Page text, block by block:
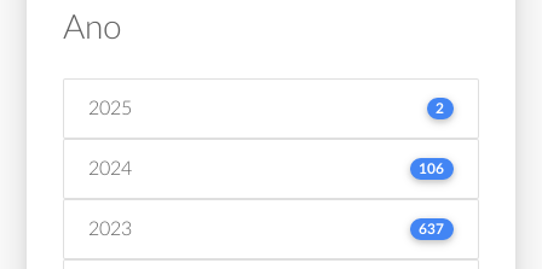
Ano
2025 2
2024 106
2023 637